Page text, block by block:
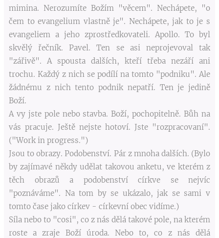
mimina. Nerozumíte Božím "věcem". Nechápete, "o
čem to evangelium vlastně je". Nechápete, jak to je s
evangeliem a jeho zprostředkovateli. Apollo. To byl
skvělý řečník. Pavel. Ten se asi neprojevoval tak
"zářivě". A spousta dalších, kteří třeba nezáří ani
trochu. Každý z nich se podílí na tomto "podniku". Ale
žádnému z nich tento podnik nepatří. Ten je jedině
Boží.
A vy jste pole nebo stavba. Boží, pochopitelně. Bůh na
vás pracuje. Ještě nejste hotoví. Jste "rozpracovaní".
("Work in progress.")
Jsou to obrazy. Podobenství. Pár z mnoha dalších. (Bylo
by zajímavé někdy udělat takovou anketu, ve kterém z
těch obrazů a podobenství církve se nejvíc
"poznáváme". Na tom by se ukázalo, jak se sami v
tomto čase jako církev - církevní obec vidíme.)
Síla nebo to "cosi", co z nás dělá takové pole, na kterém
roste a zraje Boží úroda. Nebo to, co z nás dělá